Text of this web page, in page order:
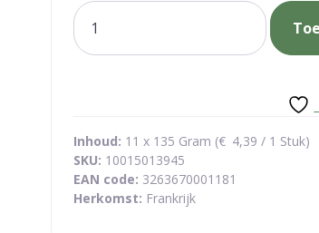
sardines
bretagne
aantal
Inhoud: 11 x 135 Gram (€ 4,39 / 1 Stuk)
SKU: 10015013945
EAN code: 3263670001181
Herkomst: Frankrijk